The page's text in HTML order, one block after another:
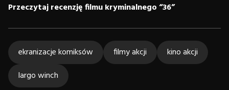
Przeczytaj recenzję filmu kryminalnego “36”
ekranizacje komiksów filmy akcji
kino akcji
largo winch